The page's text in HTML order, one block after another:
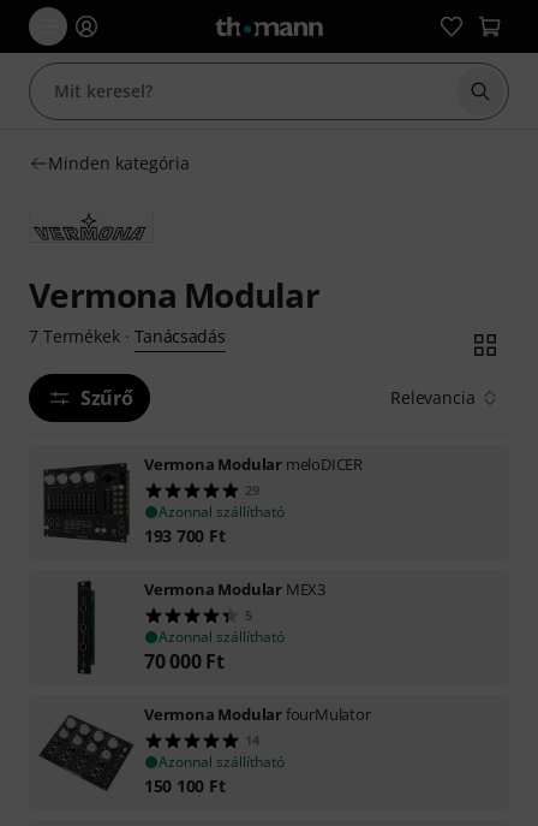
Minden kategória
Vermona Modular
7 Termékek· Tanácsadás
Szűrő Relevancia
Vermona Modular meloDICER
29
Azonnal szállítható
193 700 Ft
Vermona Modular MEX3
5
Azonnal szállítható
70 000 Ft
Vermona ModularfourMulator
14
Azonnal szállítható
150 100 Ft